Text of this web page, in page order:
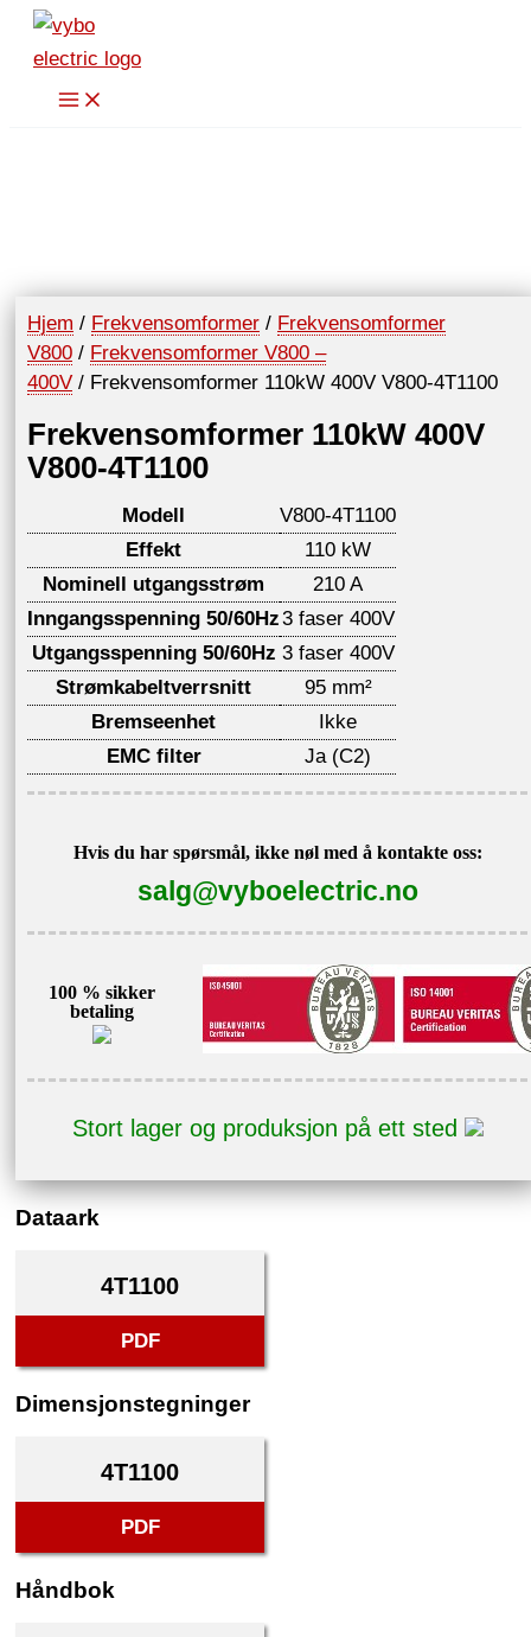
Hopp
rett
Hjem / Frekvensomformer / Frekvensomformer
V800 / Frekvensomformer V800 –
400V / Frekvensomformer 110kW 400V V800-4T1100
Frekvensomformer 110kW 400V
V800-4T1100
Modell
V800-4T1100
Effekt
110 kW
Nominell utgangsstrøm
210 A
Inngangsspenning 50/60Hz3 faser 400V
Utgangsspenning 50/60Hz 3 faser 400V
Strømkabeltverrsnitt
95 mm²
Bremseenhet
Ikke
EMC filter
Ja (C2)
Hvis du har spørsmål, ikke nøl med å kontakte oss:
salg@vyboelectric.no
100 % sikker
betaling
Stort lager og produksjon på ett sted
Dataark
4T1100
PDF
Dimensjonstegninger
4T1100
PDF
Håndbok